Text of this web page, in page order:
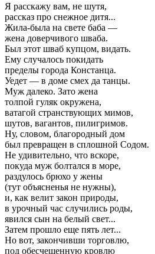
Я расскажу вам, не шутя,
рассказ про снежное дитя...
Жила-была на свете баба —
жена доверчивого шваба.
Был этот шваб купцом, видать.
Ему случалось покидать
пределы города Констанца.
Уедет — в доме смех да танцы.
Муж далеко. Зато жена
толпой гуляк окружена,
ватагой странствующих мимов,
шутов, вагантов, пилигримов.
Ну, словом, благородный дом
был превращен в сплошной Содом.
Не удивительно, что вскоре,
покуда муж болтался в море,
раздулось брюхо у жены
(тут объясненья не нужны),
и, как велит закон природы,
в урочный час случились роды,
явился сын на белый свет...
Затем прошло еще пять лет...
Но вот, закончивши торговлю,
под обесчещенную кровлю